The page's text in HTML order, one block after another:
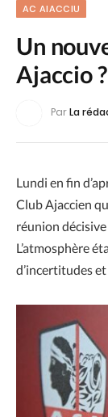
AC AIACCIU
Un
Ajaccio ?
ParLa
Lundi en fin
Club Ajaccien
réunion
L’atmosphère
d’incertitudes